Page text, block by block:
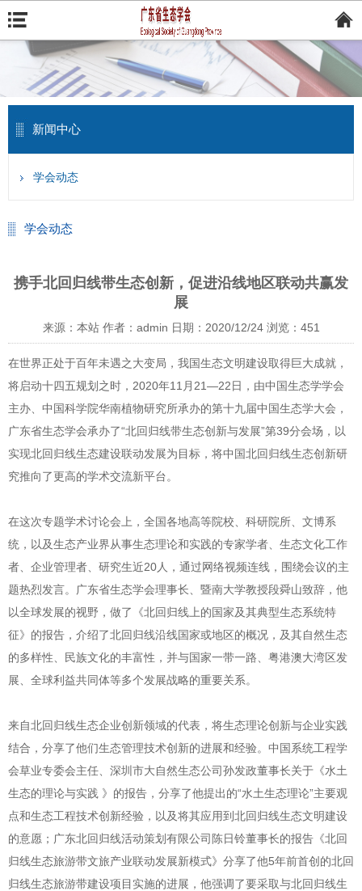
新闻中心
学会动态
学会动态
携手北回归线带生态创新，促进沿线地区联动共赢发
展
来源：本站 作者：admin 日期：2020/12/24 浏览： 451
在世界正处于百年未遇之大变局，我国生态文明建设取得巨大成就，
将启动十四五规划之时，2020年11月21—22日，由中国生态学学会
主办、中国科学院华南植物研究所承办的第十九届中国生态学大会，
广东省生态学会承办了“北回归线带生态创新与发展”第39分会场，以
实现北回归线生态建设联动发展为目标，将中国北回归线生态创新研
究推向了更高的学术交流新平台。
在这次专题学术讨论会上，全国各地高等院校、科研院所、文博系
统，以及生态产业界从事生态理论和实践的专家学者、生态文化工作
者、企业管理者、研究生近20人，通过网络视频连线，围绕会议的主
题热烈发言。广东省生态学会理事长、暨南大学教授段舜山致辞，他
以全球发展的视野，做了《北回归线上的国家及其典型生态系统特
征》的报告，介绍了北回归线沿线国家或地区的概况，及其自然生态
的多样性、民族文化的丰富性，并与国家一带一路、粤港澳大湾区发
展、全球利益共同体等多个发展战略的重要关系。
来自北回归线生态企业创新领域的代表，将生态理论创新与企业实践
结合，分享了他们生态管理技术创新的进展和经验。中国系统工程学
会草业专委会主任、深圳市大自然生态公司孙发政董事长关于《水土
生态的理论与实践 》的报告，分享了他提出的“水土生态理论”主要观
点和生态工程技术创新经验，以及将其应用到北回归线生态文明建设
的意愿；广东北回归线活动策划有限公司陈日铃董事长的报告《北回
归线生态旅游带文旅产业联动发展新模式》分享了他5年前首创的北回
归线生态旅游带建设项目实施的进展，他强调了要采取与北回归线生